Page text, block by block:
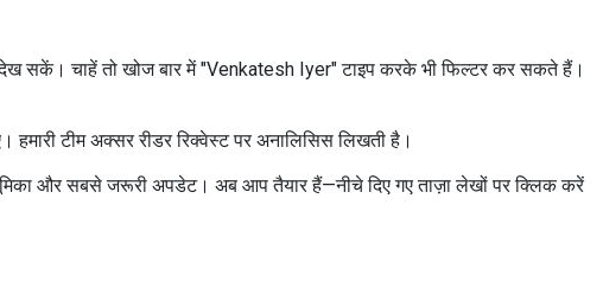
सकें। चाहें तो खोज बार में "Venkatesh Iyer" टाइप करके भी फिल्टर कर सकते हैं।
टीम अक्सर रीडर रिक्वेस्ट पर अनालिसिस लिखती है।
और सबसे जरूरी अपडेट। अब आप तैयार हैं—नीचे दिए गए ताज़ा लेखों पर क्लिक करें